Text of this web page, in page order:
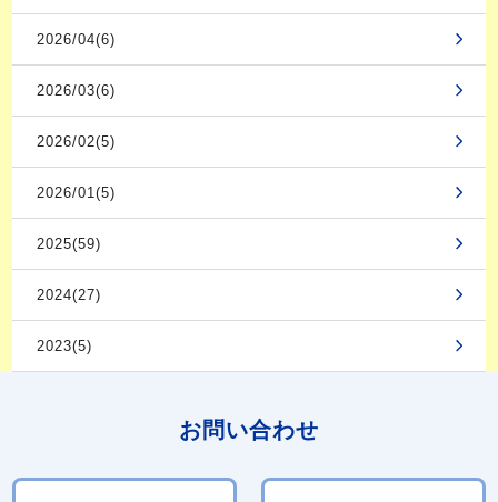
2026/04(6)
2026/03(6)
2026/02(5)
2026/01(5)
2025(59)
2024(27)
2023(5)
お問い合わせ